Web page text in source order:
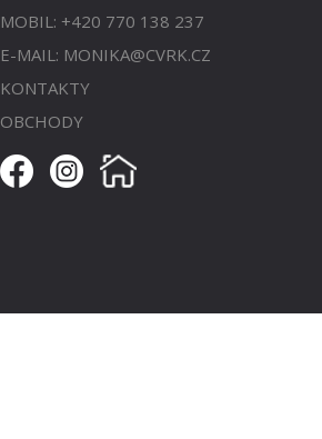
MOBIL: +420 770 138 237
E-MAIL: MONIKA@CVRK.CZ
KONTAKTY
OBCHODY